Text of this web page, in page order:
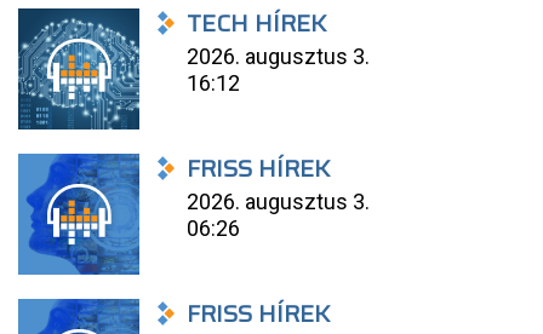
TECH HÍREK
2026. augusztus 3.
16:12
FRISS HÍREK
2026. augusztus 3.
06:26
FRISS HÍREK